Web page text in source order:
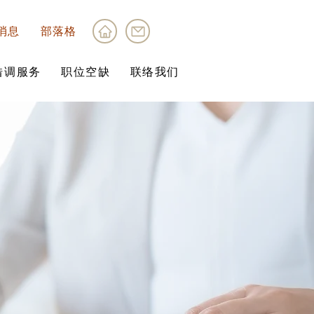
息 部落格
调服务 职位空缺 联络我们